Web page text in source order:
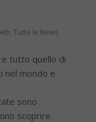
,Tutte le News
tutto quello di
nel mondo e
sono
scoprire